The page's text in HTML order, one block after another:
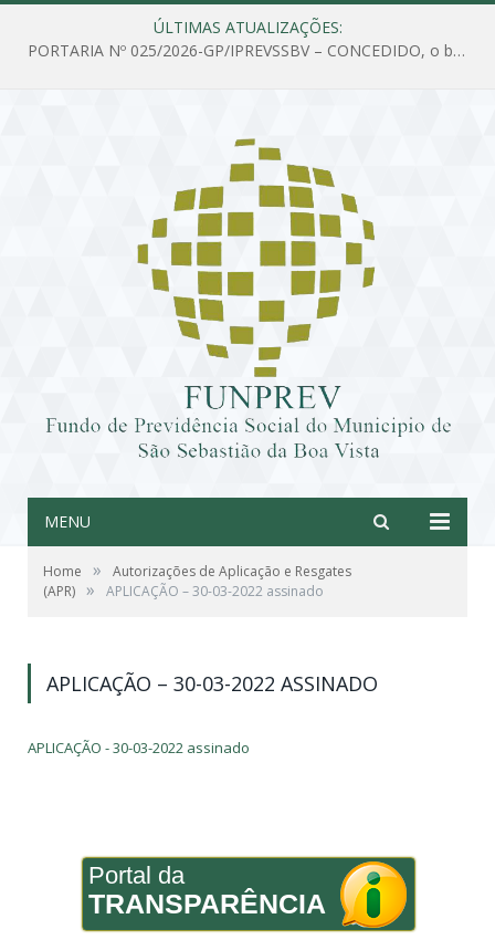
ÚLTIMAS ATUALIZAÇÕES:
PORTARIA Nº 025/2026-GP/IPREVSSBV – CONCEDIDO, o benefício de PENSÃO a MARIA ESTELA DOS SANTOS SOUZA
MENU
Home »
Autorizações de Aplicação e Resgates
(APR) » APLICAÇÃO – 30-03-2022 assinado
APLICAÇÃO – 30-03-2022 ASSINADO
APLICAÇÃO - 30-03-2022 assinado
Portal da
TRANSPARÊNCIA